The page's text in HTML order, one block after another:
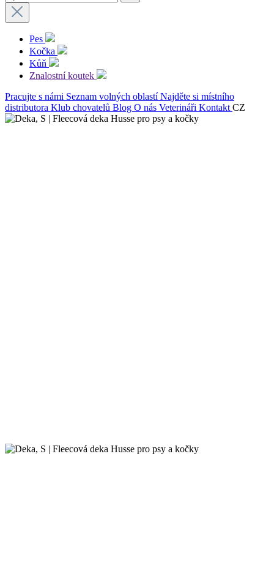
Pes
Kočka
Kůň
Znalostní koutek
Pracujte s námi Seznam volných oblastí Najděte si místního
distributora Klub chovatelů Blog O nás Veterináři KontaktCZ